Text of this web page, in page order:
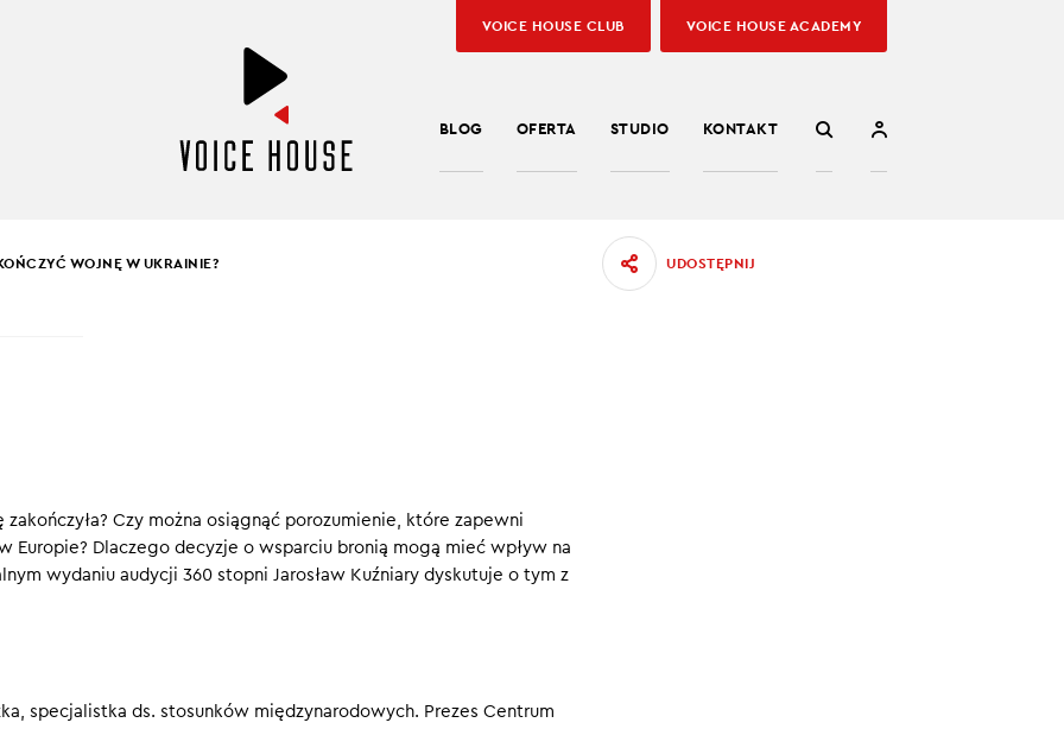
BLOG OFERTA STUDIO KONTAKT
VOICE HOUSE CLUB VOICE HOUSE ACADEMY
wielu ekspertów, najlepszy moment na przełamanie rosyjskiego
nami. Rosja przestawiła swoją gospodarkę na tryb wojenny,
działania hybrydowe przeciwko państwom NATO, a także sabotuje i
WOJNĘ W UKRAINIE? UDOSTĘPNIJ
Czy można osiągnąć porozumienie, które zapewni
Europie? Dlaczego decyzje o wsparciu bronią mogą mieć wpływ na
wydaniu audycji 360 stopni Jarosław Kuźniary dyskutuje o tym z
specjalistka ds. stosunków międzynarodowych. Prezes Centrum